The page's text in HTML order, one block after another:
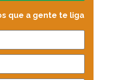
que a gente te liga